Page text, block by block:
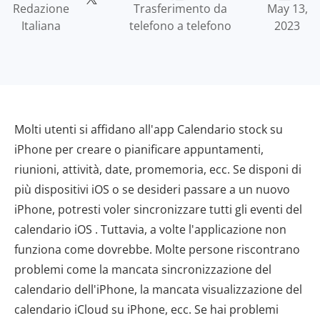
Redazione
Italiana
Trasferimento da
telefono a telefono
May 13,
2023
Molti utenti si affidano all'app Calendario stock su
iPhone per creare o pianificare appuntamenti,
riunioni, attività, date, promemoria, ecc. Se disponi di
più dispositivi iOS o se desideri passare a un nuovo
iPhone, potresti voler sincronizzare tutti gli eventi del
calendario iOS . Tuttavia, a volte l'applicazione non
funziona come dovrebbe. Molte persone riscontrano
problemi come la mancata sincronizzazione del
calendario dell'iPhone, la mancata visualizzazione del
calendario iCloud su iPhone, ecc. Se hai problemi